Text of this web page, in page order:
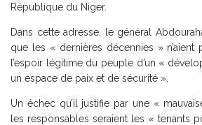
République du Niger.
Dans cette adresse, le général
que les « dernières décennies » n’aient
l’espoir légitime du peuple d’un «
un espace de paix et de sécurité ».
Un échec qu’il justifie par une «
les responsables seraient les « tenants